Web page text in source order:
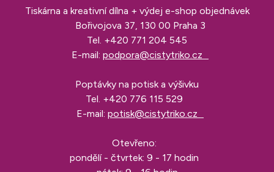
Tiskárna a kreativní dílna + výdej e-shop objednávek
Bořivojova 37, 130 00 Praha 3
Tel. +420 771 204 545
E-mail: podpora@cistytriko.cz
Poptávky na potisk a výšivku
Tel. +420 776 115 529
E-mail: potisk@cistytriko.cz
Otevřeno:
pondělí - čtvrtek: 9 - 17 hodin